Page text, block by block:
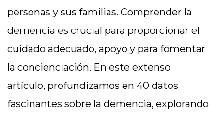
personas y sus familias. Comprender la
demencia es crucial para proporcionar el
cuidado adecuado, apoyo y para fomentar
la concienciación. En este extenso
artículo, profundizamos en 40 datos
fascinantes sobre la demencia, explorando